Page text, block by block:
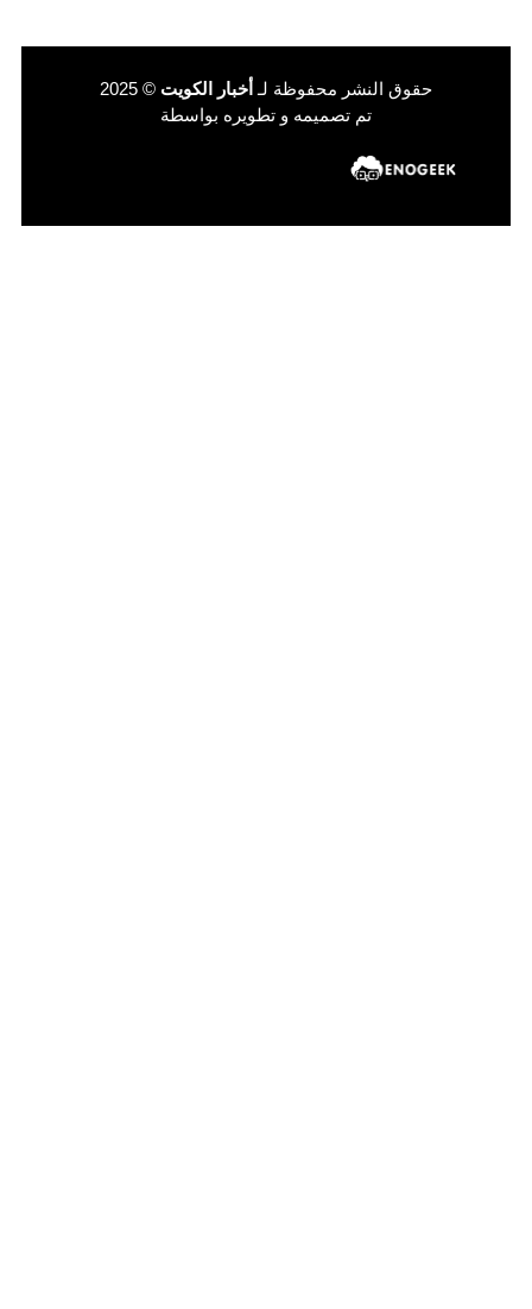
حقوق النشر محفوظة لـأخبار الكويت© 2025
تم تصميمه و تطويره بواسطة